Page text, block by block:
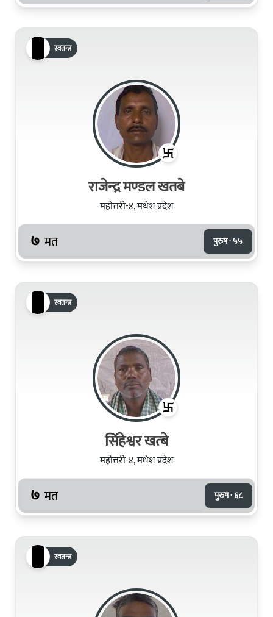
स्वतन्त्र
राजेन्‍द्र मण्‍डल खतबे
महोत्तरी-४, मधेश प्रदेश
७ मत पुरुष · ५५
स्वतन्त्र
सिंहेश्वर खत्बे
महोत्तरी-४, मधेश प्रदेश
७ मत पुरुष · ६८
स्वतन्त्र